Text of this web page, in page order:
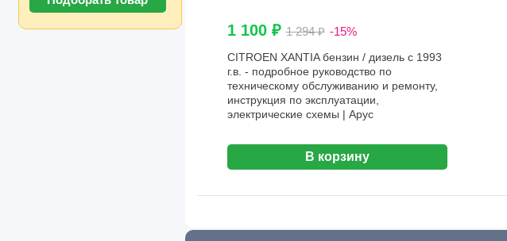
1 100 ₽1 294 ₽ -15%
CITROEN XANTIA бензин / дизель с 1993
г.в. - подробное руководство по
техническому обслуживанию и ремонту,
инструкция по эксплуатации,
электрические схемы | Арус
В корзину